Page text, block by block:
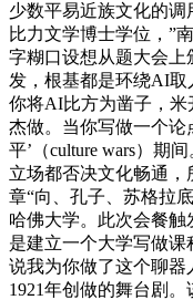
少数平易近族文化的
比力文学博士学位，”
字糊口设想从题大会上
发，根基都是环绕AI取
你将AI比方为凿子，米
杰做。当你写做一个论
平’（culture wars）期
立场都否决文化畅通
章“向、孔子、苏格拉
哈佛大学。此次会餐
是建立一个大学写做
说我为你做了这个聊器
1921年创做的舞台剧